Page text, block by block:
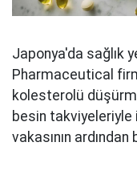
Japonya'da sağlık
Pharmaceutical
kolesterolü
besin
vakasının